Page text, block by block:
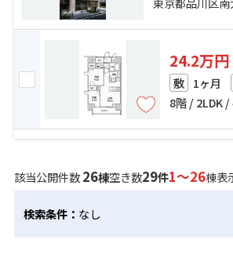
24.2万円
敷 1ヶ月
8階 / 2LDK
該当公開件数26棟空き数29件1～26棟表
検索条件： なし